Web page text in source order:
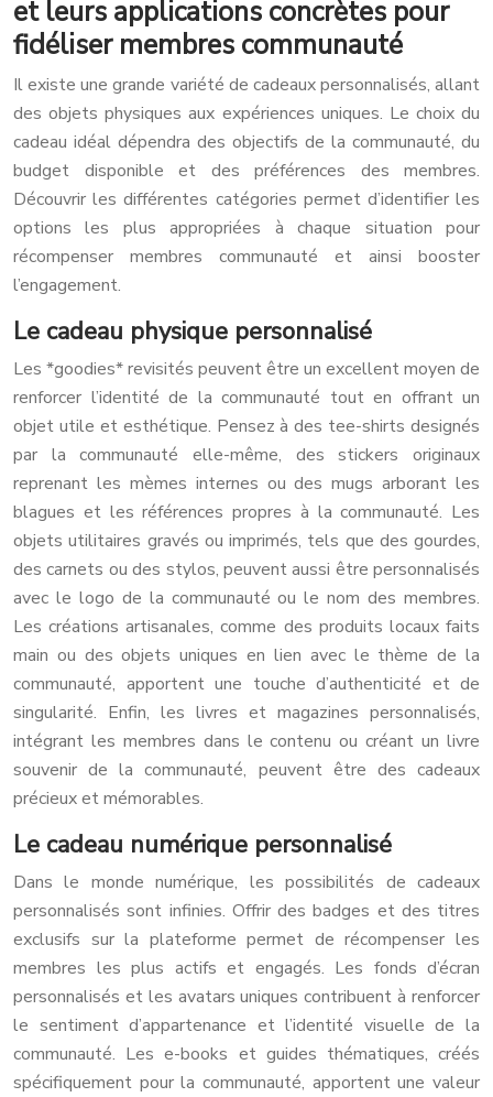
et leurs applications concrètes pour
fidéliser membres communauté
Il existe une grande variété de cadeaux personnalisés, allant
des objets physiques aux expériences uniques. Le choix du
cadeau idéal dépendra des objectifs de la communauté, du
budget disponible et des préférences des membres.
Découvrir les différentes catégories permet d’identifier les
options les plus appropriées à chaque situation pour
récompenser membres communauté et ainsi booster
l’engagement.
Le cadeau physique personnalisé
Les *goodies* revisités peuvent être un excellent moyen de
renforcer l’identité de la communauté tout en offrant un
objet utile et esthétique. Pensez à des tee-shirts designés
par la communauté elle-même, des stickers originaux
reprenant les mèmes internes ou des mugs arborant les
blagues et les références propres à la communauté. Les
objets utilitaires gravés ou imprimés, tels que des gourdes,
des carnets ou des stylos, peuvent aussi être personnalisés
avec le logo de la communauté ou le nom des membres.
Les créations artisanales, comme des produits locaux faits
main ou des objets uniques en lien avec le thème de la
communauté, apportent une touche d’authenticité et de
singularité. Enfin, les livres et magazines personnalisés,
intégrant les membres dans le contenu ou créant un livre
souvenir de la communauté, peuvent être des cadeaux
précieux et mémorables.
Le cadeau numérique personnalisé
Dans le monde numérique, les possibilités de cadeaux
personnalisés sont infinies. Offrir des badges et des titres
exclusifs sur la plateforme permet de récompenser les
membres les plus actifs et engagés. Les fonds d’écran
personnalisés et les avatars uniques contribuent à renforcer
le sentiment d’appartenance et l’identité visuelle de la
communauté. Les e-books et guides thématiques, créés
spécifiquement pour la communauté, apportent une valeur